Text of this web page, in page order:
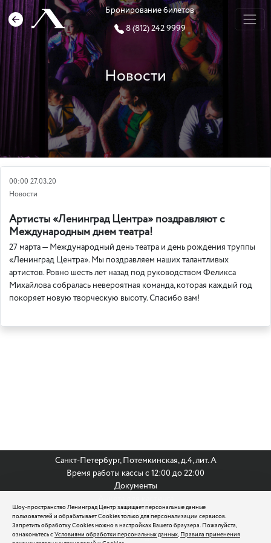
Шоу-пространство Ленинград Центр защищает персональные данные
пользователей и обрабатывает Cookies только для персонализации сервисов.
Запретить обработку Cookies можно в настройках Вашего браузера. Пожалуйста,
ознакомьтесь сУсловиями обработки персональных данных,Правила применения
Бронирование билетов
8 (812) 242 9999
Новости
00:00 27.03.20
Новости
Артисты «Ленинград Центра» поздравляют с
Международным днем театра!
27 марта — Международный день театра и день рождения труппы
«Ленинград Центра». Мы поздравляем наших талантливых
артистов. Ровно шесть лет назад под руководством Феликса
Михайлова собралась невероятная команда, которая каждый год
покоряет новую творческую высоту. Спасибо вам!
Санкт-Петербург, Потемкинская, д.4, лит. А
Время работы кассы с 12:00 до 22:00
Документы
По всем вопросам:
8 (812) 242 9999
reservation@leningradcenter.ru